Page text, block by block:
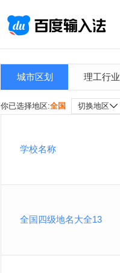
城市区划 理工行业
你已选择地区:全国 切换地区
学校名称
全国四级地名大全13